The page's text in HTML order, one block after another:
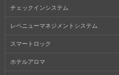
チェックインシステム
レベニューマネジメントシステム
スマートロック
ホテルアロマ